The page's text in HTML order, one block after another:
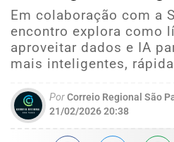
Em colaboração com a
encontro explora como
aproveitar dados e IA
mais inteligentes,
PorCorreio Regional São
21/02/2026 20:38